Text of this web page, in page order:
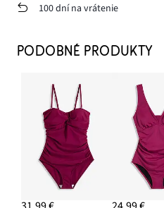
100 dní na vrátenie
PODOBNÉ PRODUKTY